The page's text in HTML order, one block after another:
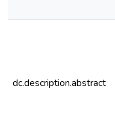
dc.description.abstract